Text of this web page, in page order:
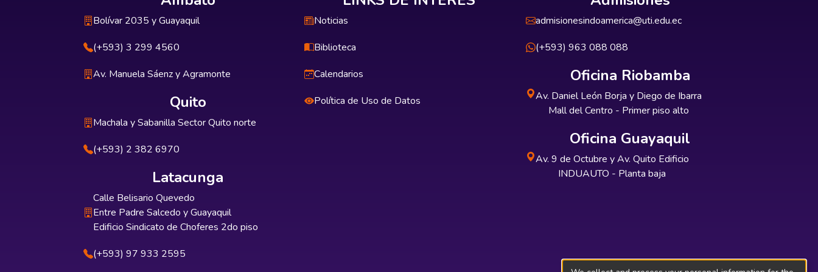
Bolívar 2035 y Guayaquil
(+593) 3 299 4560
Av. Manuela Sáenz y Agramonte
Quito
Machala y Sabanilla Sector Quito norte
(+593) 2 382 6970
Latacunga
Calle Belisario Quevedo
Entre Padre Salcedo y Guayaquil
Edificio Sindicato de Choferes 2do piso
(+593) 97 933 2595
Noticias
Biblioteca
Calendarios
Política de Uso de Datos
admisionesindoamerica@uti.edu.ec
(+593) 963 088 088
Oficina Riobamba
Av. Daniel León Borja y Diego de Ibarra
Mall del Centro - Primer piso alto
Oficina Guayaquil
Av. 9 de Octubre y Av. Quito Edificio
INDUAUTO - Planta baja